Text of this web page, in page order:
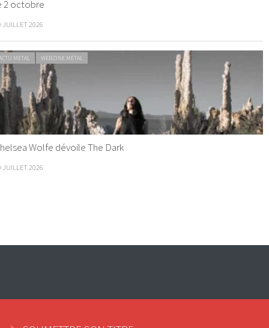
2 octobre
JUILLET 2026
METAL WEBZINE METAL
Wolfe dévoile The Dark
JUILLET 2026